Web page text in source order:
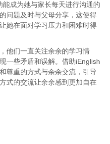
成为她与家长每天进行沟通的
问题及时与父母分享，这使得
她在面对学习压力和困难时得
他们一直关注余余的学习情
一些矛盾和误解。借助iEnglish
尊重的方式与余余交流，引导
式的交流让余余感到更加自在